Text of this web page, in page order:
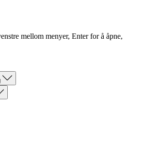
mellom menyer, Enter for å åpne,